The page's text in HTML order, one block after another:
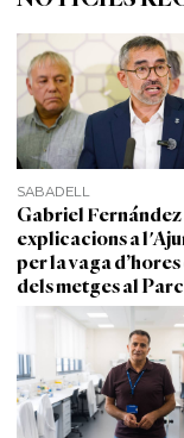
SABADELL
Gabriel
explicacions a
per la vaga
dels metges al